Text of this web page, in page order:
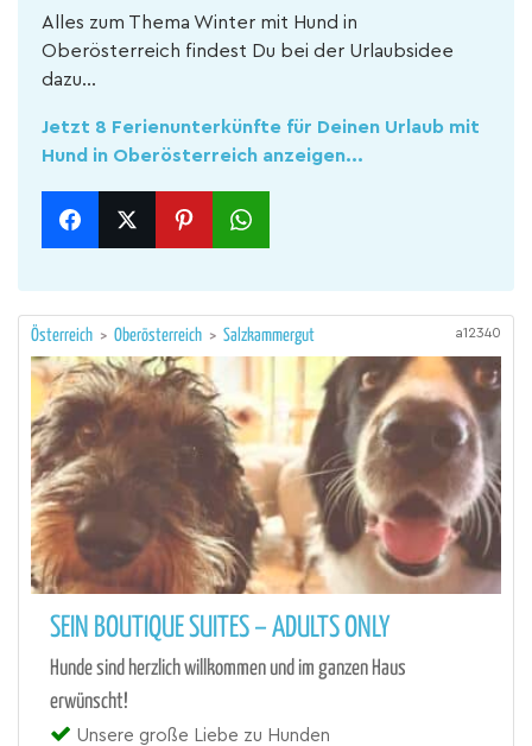
Alles zum Thema Winter mit Hund in
Oberösterreich findest Du bei der Urlaubsidee
dazu…
Jetzt 8 Ferienunterkünfte für Deinen Urlaub mit
Hund in Oberösterreich anzeigen...
Österreich > Oberösterreich > Salzkammergut a12340
SEIN BOUTIQUE SUITES – ADULTS ONLY
Hunde sind herzlich willkommen und im ganzen Haus
erwünscht!
Unsere große Liebe zu Hunden